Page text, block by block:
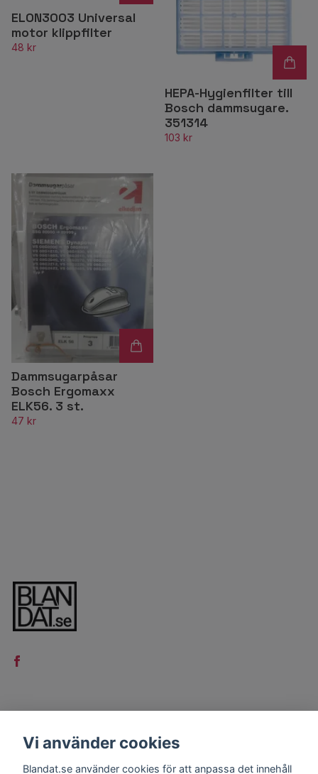
ELON3003 Universal
motor klippfilter
48 kr
HEPA-Hygienfilter till
Bosch dammsugare.
351314
103 kr
Dammsugarpåsar
Bosch Ergomaxx
ELK56. 3 st.
47 kr
Kontakt
Vi använder cookies
Blandat.se använder cookies för att anpassa det innehåll